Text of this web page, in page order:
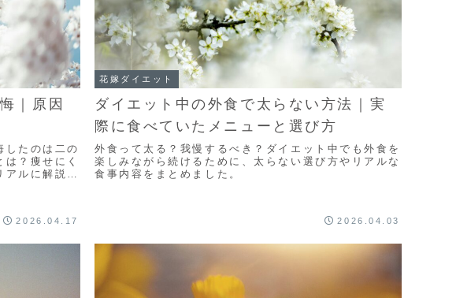
｜原因
したのは二の
？痩せにく
アルに解説し
2026.04.17
花嫁ダイエット
ダイエット中の外食で太らない方法｜実
際に食べていたメニューと選び方
外食って太る？我慢するべき？ダイエット中でも外食を
楽しみながら続けるために、太らない選び方やリアルな
食事内容をまとめました。
2026.04.03